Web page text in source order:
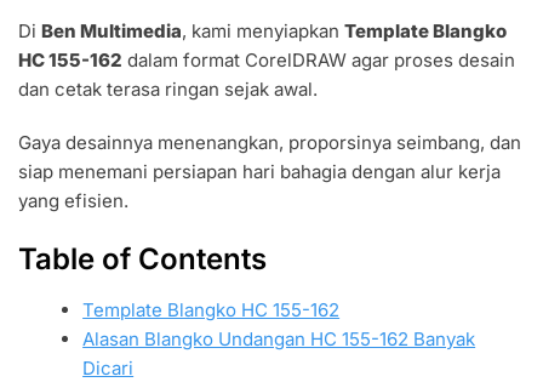
UNDANGAN
Di Ben Multimedia, kami menyiapkan Template Blangko
HC 155-162 dalam format CorelDRAW agar proses desain
dan cetak terasa ringan sejak awal.
Gaya desainnya menenangkan, proporsinya seimbang, dan
siap menemani persiapan hari bahagia dengan alur kerja
yang efisien.
Table of Contents
Template Blangko HC 155-162
Alasan Blangko Undangan HC 155-162 Banyak
Dicari